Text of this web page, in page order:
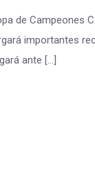
de Campeones
importantes
ante […]